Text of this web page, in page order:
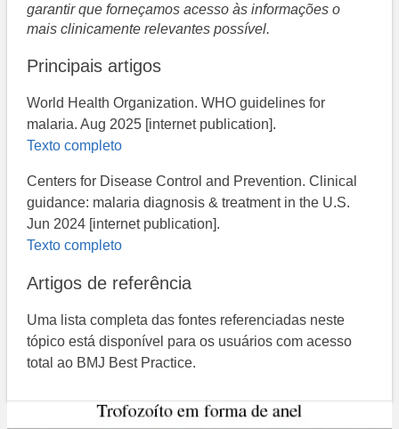
garantir que forneçamos acesso às informações o
mais clinicamente relevantes possível.
Principais artigos
World Health Organization. WHO guidelines for
malaria. Aug 2025 [internet publication].
Texto completo
Centers for Disease Control and Prevention. Clinical
guidance: malaria diagnosis & treatment in the U.S.
Jun 2024 [internet publication].
Texto completo
Artigos de referência
Uma lista completa das fontes referenciadas neste
tópico está disponível para os usuários com acesso
total ao BMJ Best Practice.